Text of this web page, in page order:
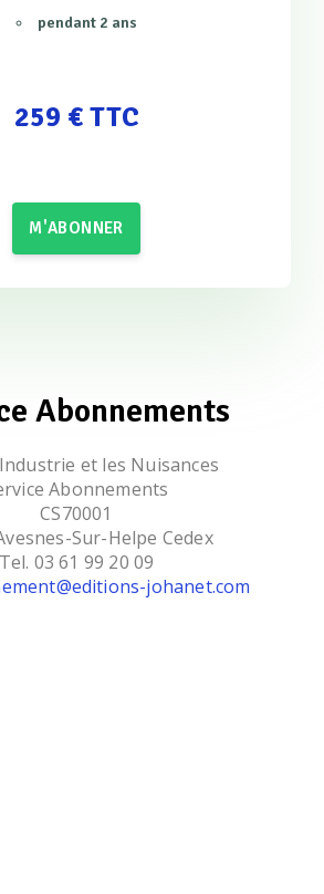
pendant 2 ans
259 € TTC
M'ABONNER
Abonnements
et les Nuisances
Abonnements
CS70001
Sur-Helpe Cedex
Tel. 03 61 99 20 09
johanet.com